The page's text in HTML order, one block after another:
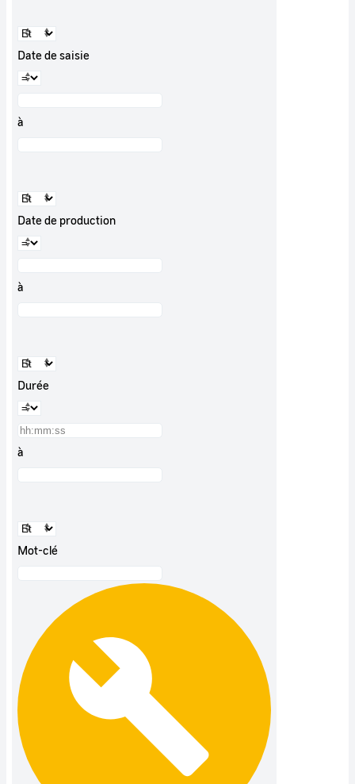
Date de saisie
à
Date de production
à
Durée
à
Mot-clé